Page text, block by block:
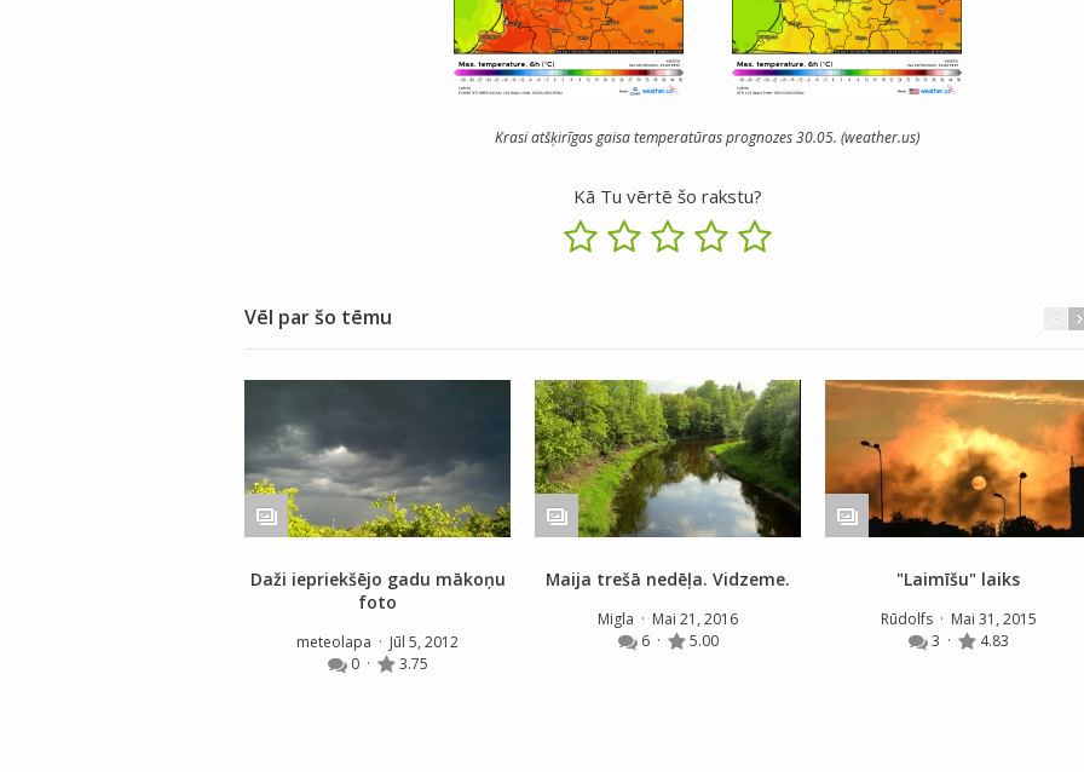
Krasi atšķirīgas gaisa temperatūras prognozes 30.05. (weather.us)
Kā Tu vērtē šo rakstu?
Vēl par šo tēmu
Daži iepriekšējo gadu mākoņu
foto
meteolapa · Jūl 5, 2012
0 · 3.75
Maija trešā nedēļa. Vidzeme.
Migla · Mai 21, 2016
6 · 5.00
"Laimīšu" laiks
Rūdolfs · Mai 31, 2015
3 · 4.83